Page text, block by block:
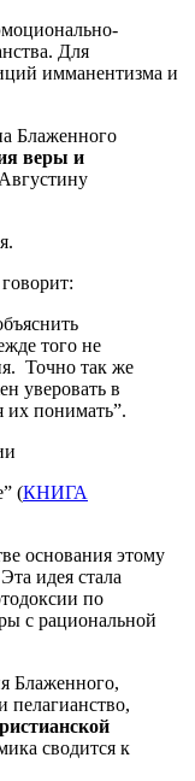
Для
имманентизма и
Блаженного
веры и
того не
Точно так же
уверовать в
их понимать”.
(КНИГА
основания этому
идея стала
по
с рациональной
Блаженного,
пелагианство,
сводится к